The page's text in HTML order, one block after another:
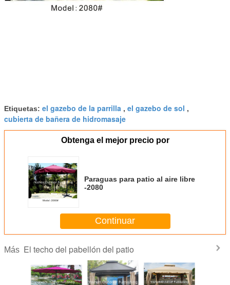
Etiquetas: el gazebo de la parrilla , el gazebo de sol ,
cubierta de bañera de hidromasaje
Obtenga el mejor precio por
Paraguas para patio al aire libre
-2080
Continuar
Más El techo del pabellón del patio